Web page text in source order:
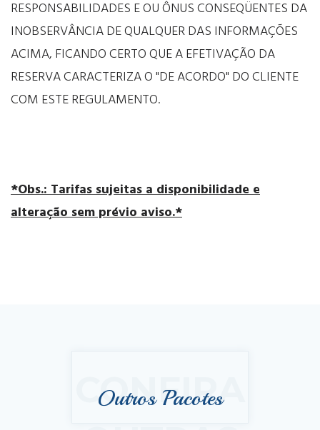
RESPONSABILIDADES E OU ÔNUS CONSEQÜENTES DA
INOBSERVÂNCIA DE QUALQUER DAS INFORMAÇÕES
ACIMA, FICANDO CERTO QUE A EFETIVAÇÃO DA
RESERVA CARACTERIZA O "DE ACORDO" DO CLIENTE
COM ESTE REGULAMENTO.
*Obs.: Tarifas sujeitas a disponibilidade e
alteração sem prévio aviso.*
Outros Pacotes
CONFIRA